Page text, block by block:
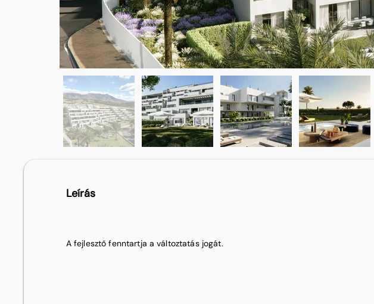
Leírás
A fejlesztő fenntartja a változtatás jogát.